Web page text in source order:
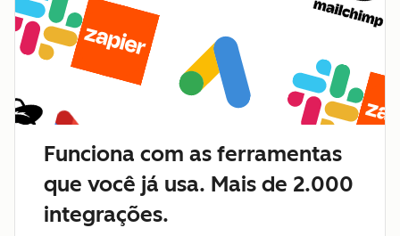
Funciona com as ferramentas
que você já usa. Mais de 2.000
integrações.